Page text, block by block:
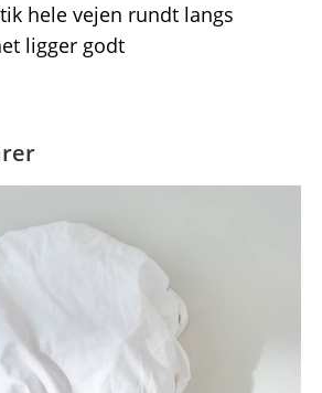
hele vejen rundt langs
ligger godt